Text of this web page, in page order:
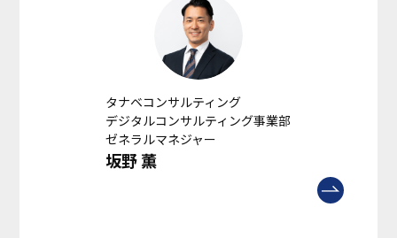
タナベコンサルティング
デジタルコンサルティング事業部
ゼネラルマネジャー
坂野 薫